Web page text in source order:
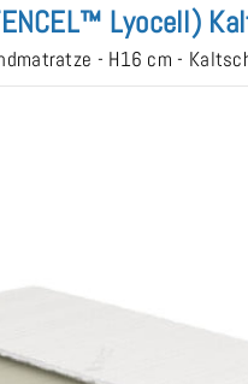
Lyocell)
- H16 cm -